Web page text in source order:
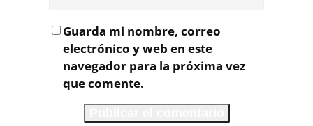
Guarda mi nombre, correo
electrónico y web en este
navegador para la próxima vez
que comente.